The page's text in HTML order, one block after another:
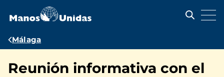
contenido
Ruta
navegación
Málaga
Reunión informativa con el